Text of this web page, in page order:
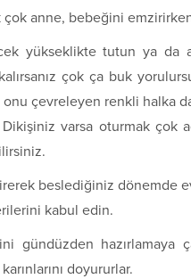
çok anne, bebeğini
yükseklikte tutun ya da
kalırsanız çok ça buk
onu çevreleyen renkli halka
Dikişiniz varsa oturmak
beslediğiniz dönemde
kabul edin.
gündüzden hazırlamaya
doyururlar.